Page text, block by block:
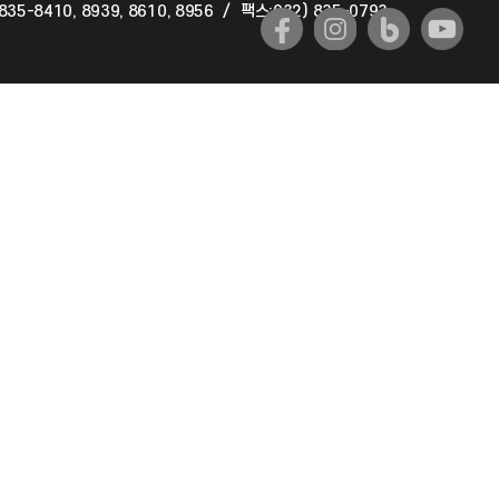
국제교류과
8410, 8939, 8610, 8956 / 팩스:032) 835-0793